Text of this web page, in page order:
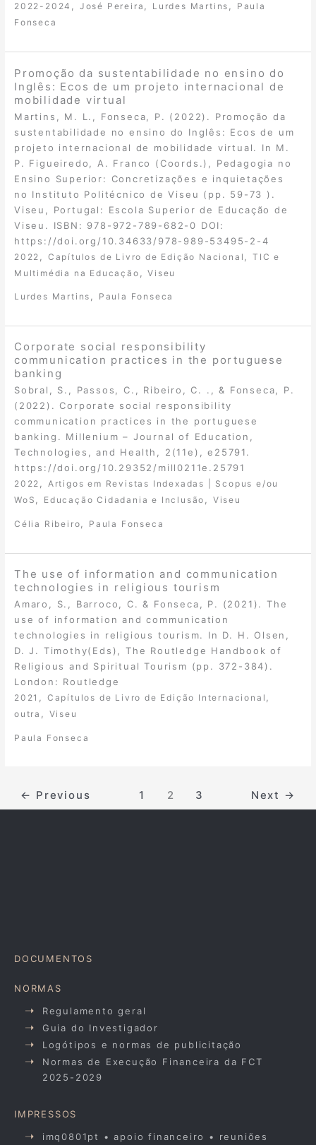
2022-2024 José Pereira Lurdes Martins
Paula
Fonseca
Promoção da sustentabilidade no ensino do
Inglês: Ecos de um projeto internacional de
mobilidade virtual
Martins, M. L., Fonseca, P. (2022). Promoção da
sustentabilidade no ensino do Inglês: Ecos de um
projeto internacional de mobilidade virtual. In M.
P. Figueiredo, A. Franco (Coords.), Pedagogia no
Ensino Superior: Concretizações e inquietações
no Instituto Politécnico de Viseu (pp. 59-73 ).
Viseu, Portugal: Escola Superior de Educação de
Viseu. ISBN: 978-972-789-682-0 DOI:
https://doi.org/10.34633/978-989-53495-2-4
2022 Capítulos de Livro de Edição Nacional ,TIC e
Multimédia na Educação
,Viseu
Lurdes Martins Paula Fonseca
Corporate social responsibility
communication practices in the portuguese
banking
Sobral, S., Passos, C., Ribeiro, C. ., & Fonseca, P.
(2022). Corporate social responsibility
communication practices in the portuguese
banking. Millenium – Journal of Education,
Technologies, and Health, 2(11e), e25791.
https://doi.org/10.29352/mill0211e.25791
2022 , Artigos em Revistas Indexadas | Scopus e/ou
WoS , Educação Cidadania e Inclusão , Viseu
Célia Ribeiro Paula Fonseca
The use of information and communication
technologies in religious tourism
Amaro, S., Barroco, C. & Fonseca, P. (2021). The
use of information and communication
technologies in religious tourism. In D. H. Olsen,
D. J. Timothy(Eds), The Routledge Handbook of
Religious and Spiritual Tourism (pp. 372-384).
London: Routledge
2021 Capítulos de Livro de Edição Internacional
outra Viseu
Paula Fonseca
← Previous 1 2 3 Next →
DOCUMENTOS
NORMAS
Regulamento geral
Guia do Investigador
Logótipos e normas de publicitação
Normas de Execução Financeira da FCT
2025-2029
IMPRESSOS
imq0801pt • apoio financeiro • reuniões